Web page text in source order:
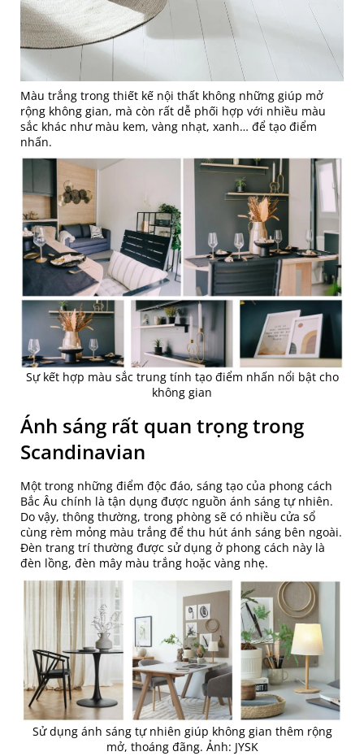
Màu trắng trong thiết kế nội thất không những giúp mở
rộng không gian, mà còn rất dễ phối hợp với nhiều màu
sắc khác như màu kem, vàng nhạt, xanh… để tạo điểm
nhấn.
Sự kết hợp màu sắc trung tính tạo điểm nhấn nổi bật cho
không gian
Ánh sáng rất quan trọng trong
Scandinavian
Một trong những điểm độc đáo, sáng tạo của phong cách
Bắc Âu chính là tận dụng được nguồn ánh sáng tự nhiên.
Do vậy, thông thường, trong phòng sẽ có nhiều cửa sổ
cùng rèm mỏng màu trắng để thu hút ánh sáng bên ngoài.
Đèn trang trí thường được sử dụng ở phong cách này là
đèn lồng, đèn mây màu trắng hoặc vàng nhẹ.
Sử dụng ánh sáng tự nhiên giúp không gian thêm rộng
mở, thoáng đãng. Ảnh: JYSK